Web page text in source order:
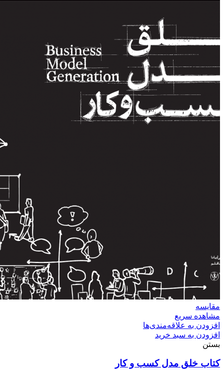
مقایسه
مشاهده سریع
افزودن به علاقه‌مندی‌ها
افزودن به سبد خرید
بستن
کتاب خلق مدل کسب و کار